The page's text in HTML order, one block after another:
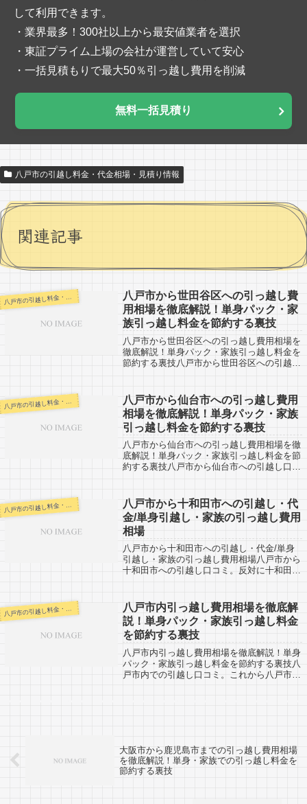
して利用できます。
・業界最多！300社以上から最安値業者を選択
・東証プライム上場の会社が運営していて安心
・一括見積もりで最大50％引っ越し費用を削減
無料一括見積り
八戸市の引越し料金・代金相場・見積り情報
関連記事
八 戸市の引越し料金・代金相場・見積り情報
八戸市から世田谷区への引っ越し費
用相場を徹底解説！単身パック・家
族引っ越し料金を節約する裏技
八戸市から世田谷区への引っ越し費用相場を
徹底解説！単身パック・家族引っ越し料金を
節約する裏技八戸市から世田谷区への引越し
田谷区へは約670kmとかなりの長距離。...
八
八戸市から仙台市への引っ越し費用
相場を徹底解説！単身パック・家族
引っ越し料金を節約する裏技
八戸市から仙台市への引っ越し費用相場を徹
底解説！単身パック・家族引っ越し料金を節
約する裏技八戸市から仙台市への引越し口コ
300km前後と長距離。3時間以上かかる範
囲...
八
八戸市から十和田市への引越し・代
金/単身引越し・家族の引っ越し費用
相場
八戸市から十和田市への引越し・代金/単身
引越し・家族の引っ越し費用相場八戸市から
十和田市への引越し口コミ。反対に十和田市
から端まで行くと想定しても、片道で車で...
八 戸市の引越し料金・代金相場・見積り情報
八戸市内引っ越し費用相場を徹底解
説！単身パック・家族引っ越し料金
を節約する裏技
八戸市内引っ越し費用相場を徹底解説！単身
パック・家族引っ越し料金を節約する裏技八
戸市内での引越し口コミ。これから八戸市内
大阪市から鹿児島市までの引っ越し費用相場
を徹底解説！単身・家族での引っ越し料金を
節約する裏技